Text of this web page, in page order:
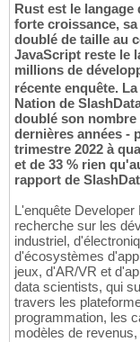
Rust est le
forte croissance,
doublé de taille au
JavaScript reste le
millions de
récente enquête. La
Nation de
doublé son
dernières années -
trimestre 2022 à
et de 33 % rien
rapport de
L'enquête
recherche sur les
industriel,
d'écosystèmes
jeux, d'AR/VR et
data scientists, qui
travers les
programmation, les
modèles de